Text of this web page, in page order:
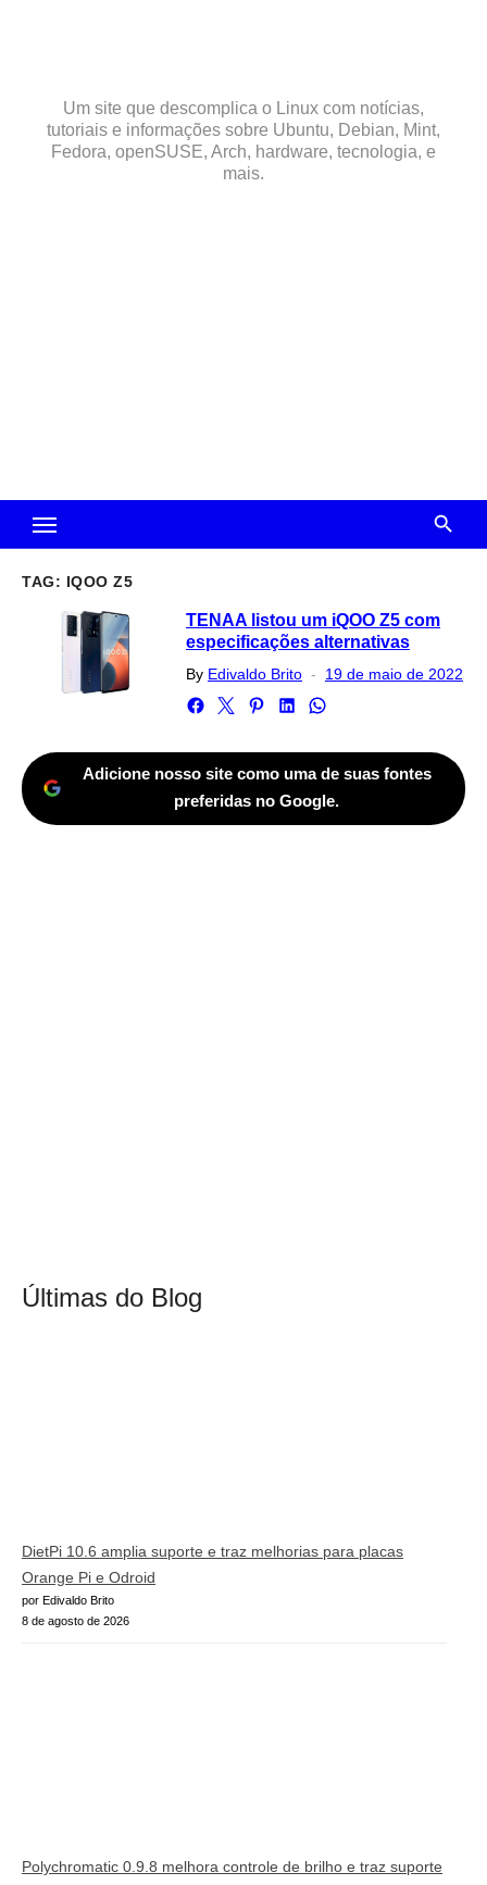
Um site que descomplica o Linux com notícias,
tutoriais e informações sobre Ubuntu, Debian, Mint,
Fedora, openSUSE, Arch, hardware, tecnologia, e
mais.
TAG: IQOO Z5
TENAA listou um iQOO Z5 com
especificações alternativas
By Edivaldo Brito
Posted
19 de maio de 2022
Adicione nosso site como uma de suas fontes
preferidas no Google.
Últimas do Blog
DietPi 10.6 amplia suporte e traz melhorias para placas
Orange Pi e Odroid
por Edivaldo Brito
8 de agosto de 2026
Polychromatic 0.9.8 melhora controle de brilho e traz suporte